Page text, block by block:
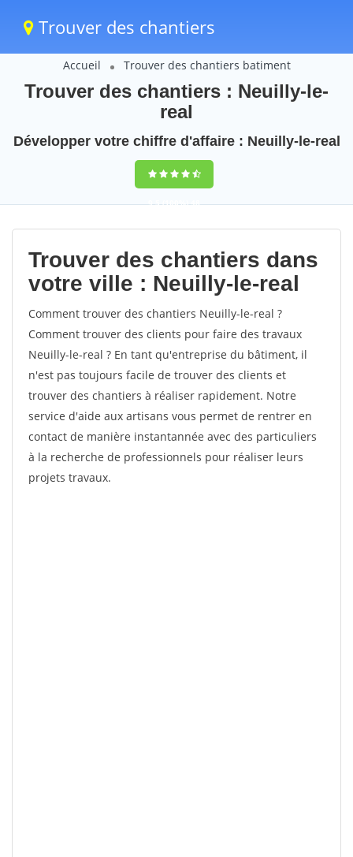
Trouver des chantiers
Accueil Trouver des chantiers batiment
Trouver des chantiers : Neuilly-le-
real
Développer votre chiffre d'affaire : Neuilly-le-real
9,5(100%)48
votes
Trouver des chantiers dans
votre ville : Neuilly-le-real
Comment trouver des chantiers Neuilly-le-real ?
Comment trouver des clients pour faire des travaux
Neuilly-le-real ? En tant qu'entreprise du bâtiment, il
n'est pas toujours facile de trouver des clients et
trouver des chantiers à réaliser rapidement. Notre
service d'aide aux artisans vous permet de rentrer en
contact de manière instantannée avec des particuliers
à la recherche de professionnels pour réaliser leurs
projets travaux.